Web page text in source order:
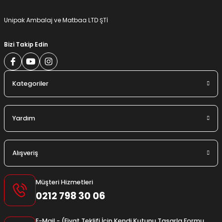
Unipak Ambalaj ve Matbaa LTD ŞTİ
Bizi Takip Edin
Kategoriler
Yardım
Alışveriş
Müşteri Hizmetleri
0212 798 30 06